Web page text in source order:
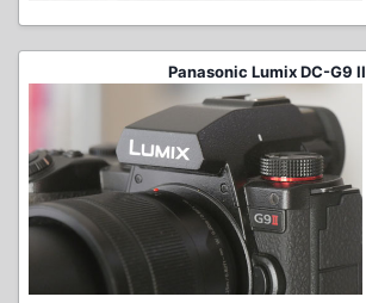
Panasonic Lumix DC-G9 II